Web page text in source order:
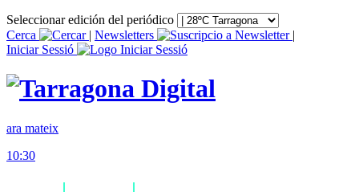
Seleccionar edición del periódico
Cerca
| Newsletters
|
Iniciar Sessió
ara mateix
10:30